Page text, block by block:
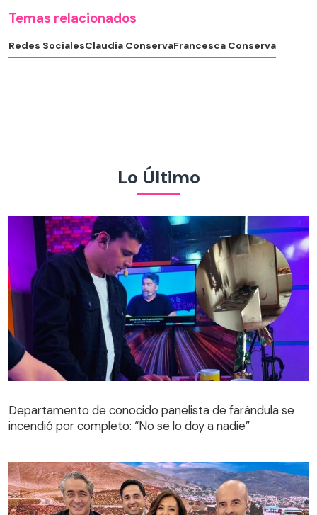
Temas relacionados
Redes SocialesClaudia ConservaFrancesca Conserva
Lo Último
Departamento de conocido panelista de farándula se
incendió por completo: “No se lo doy a nadie”